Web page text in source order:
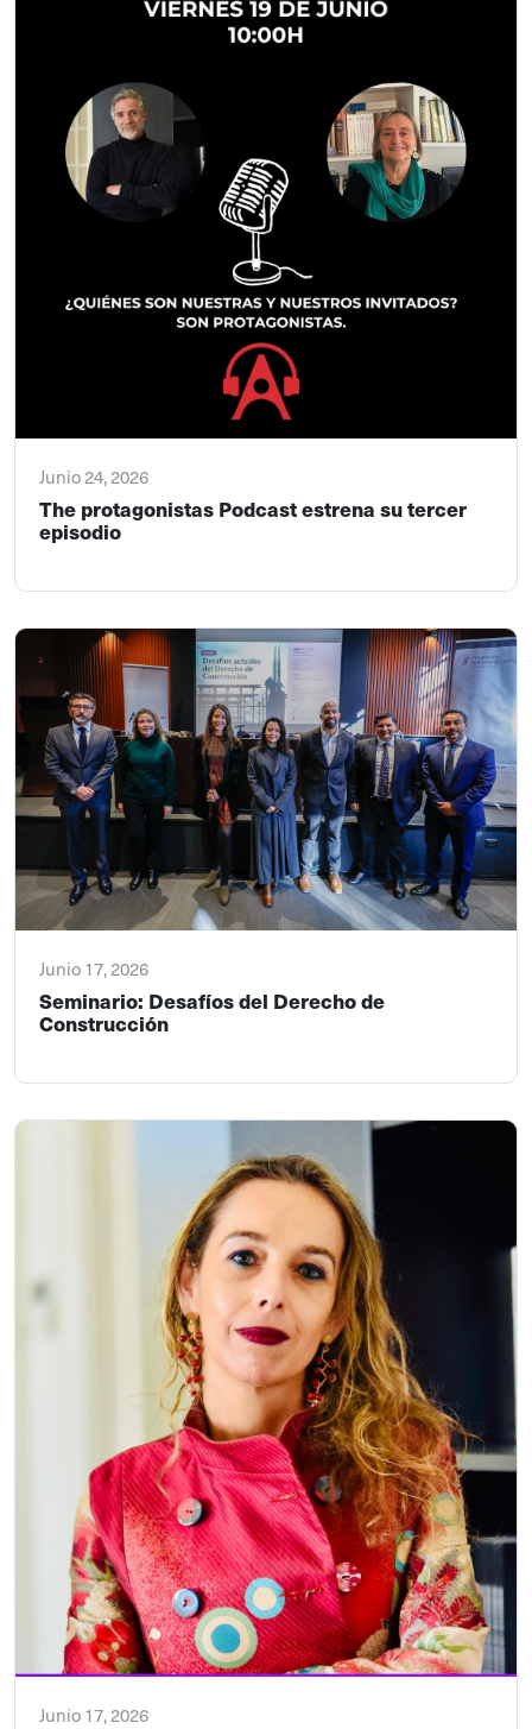
Junio 24, 2026
The protagonistas Podcast estrena su tercer
episodio
Junio 17, 2026
Seminario: Desafíos del Derecho de
Construcción
Junio 17, 2026